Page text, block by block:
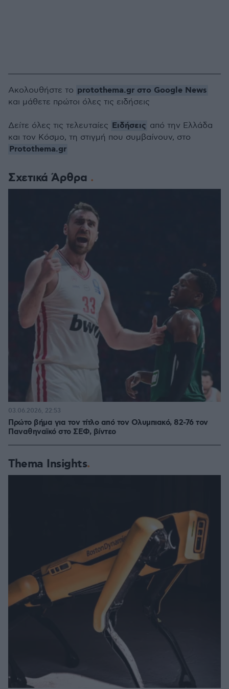
Σχετικά Άρθρα
Πρώτο βήμα για τον τίτλο από τον Ολυμπιακό, 82-76 τον
Παναθηναϊκό στο ΣΕΦ, βίντεο
03.06.2026, 22:53
Thema Insights
Ακολουθήστε το protothema.gr στο Google News
και μάθετε πρώτοι όλες τις ειδήσεις
Δείτε όλες τις τελευταίες Ειδήσεις από την Ελλάδα
και τον Κόσμο, τη στιγμή που συμβαίνουν, στο
Protothema.gr